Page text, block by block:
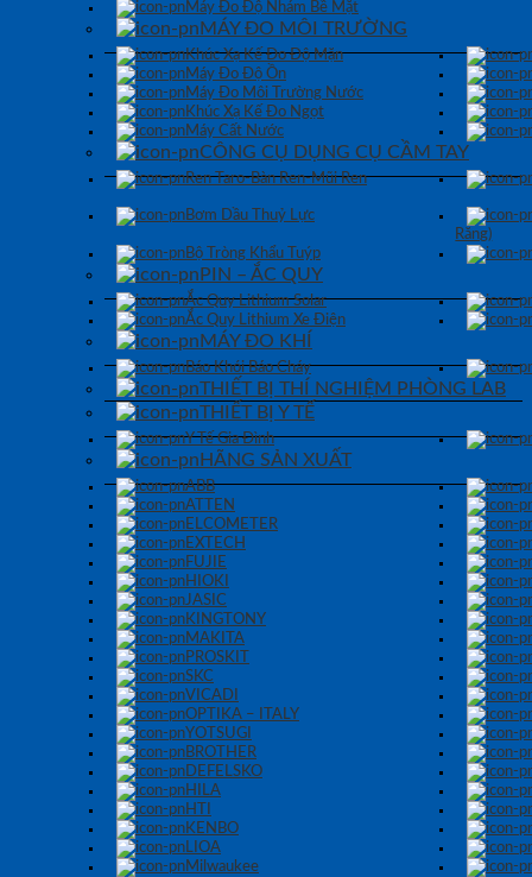
Máy Đo Độ Nhám Bề Mặt
MÁY ĐO MÔI TRƯỜNG
Khúc Xạ Kế Đo Độ Mặn
Máy Đo Độ Ồn
Máy Đo Môi Trường Nước
Khúc Xạ Kế Đo Ngọt
Máy Cất Nước
CÔNG CỤ DỤNG CỤ CẦM TAY
Ren Taro-Bàn Ren-Mũi Ren
Bơm Dầu Thuỷ Lực
Răng)
Bộ Tròng Khẩu Tuýp
PIN – ẮC QUY
Ắc Quy Lithium Solar
Ắc Quy Lithium Xe Điện
MÁY ĐO KHÍ
Báo Khói Báo Cháy
THIẾT BỊ THÍ NGHIỆM PHÒNG LAB
THIẾT BỊ Y TẾ
Y Tế Gia Đình
HÃNG SẢN XUẤT
ABB
ATTEN
ELCOMETER
EXTECH
FUJIE
HIOKI
JASIC
KINGTONY
MAKITA
PROSKIT
SKC
VICADI
OPTIKA – ITALY
YOTSUGI
BROTHER
DEFELSKO
HILA
HTI
KENBO
LIOA
Milwaukee